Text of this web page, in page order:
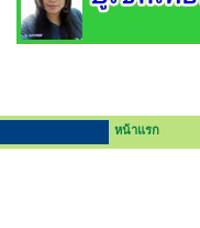
หน้าแรก